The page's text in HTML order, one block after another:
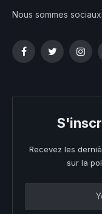
Nous sommes
FacebookTwitter
Recevez les
sur la